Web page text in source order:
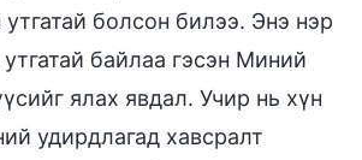
утгатай болсон билээ. Энэ нэр
байлаа гэсэн Миний
ялах явдал. Учир нь хүн
удирдлагад хавсралт